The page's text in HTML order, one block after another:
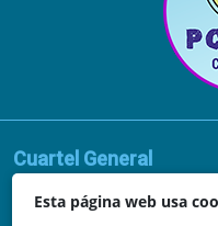
Esta página web usa
Cuartel General
Avda. de la Vega, 62